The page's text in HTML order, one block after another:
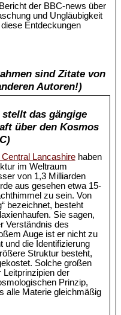
der BBC-news über
und Ungläubigkeit
Entdeckungen
sind Zitate von
Autoren!)
das gängige
über den Kosmos
Lancashirehaben
im Weltraum
von 1,3 Milliarden
aus gesehen etwa 15-
zu sein. Von
bezeichnet, besteht
Sie sagen,
Verständnis des
Auge ist er nicht zu
und die Identifizierung
Struktur besteht,
Solche großen
Leitprinzipien der
Prinzip,
alle Materie gleichmäßig